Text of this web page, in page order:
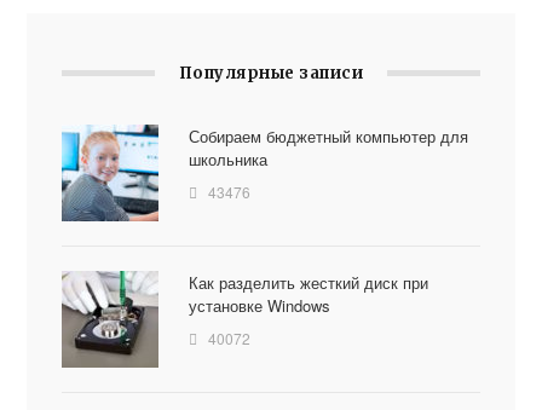
Популярные записи
Собираем бюджетный компьютер для
школьника
43476
Как разделить жесткий диск при
установке Windows
40072